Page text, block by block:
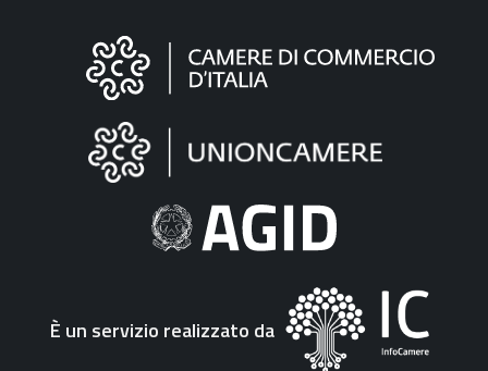
Informazioni
"Fattura
Elettronica"
È un servizio realizzato da